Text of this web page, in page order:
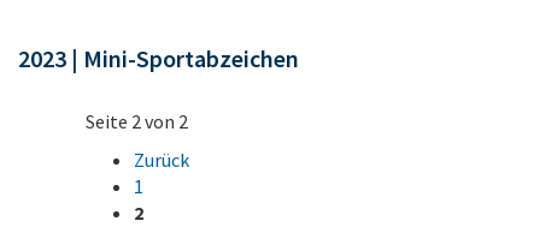
2023 | Mini-Sportabzeichen
Seite 2 von 2
Zurück
1
2